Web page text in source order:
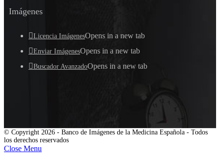
Imágenes
Licencia ImágenesOpens in a new tab
Enviar ImágenesOpens in a new tab
Buscador AvanzadoOpens in a new tab
© Copyright 2026 - Banco de Imágenes de la Medicina Española - Todos
los derechos reservados
Close Menu